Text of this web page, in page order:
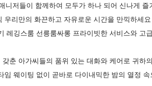
니저들이 함께하여 모두가 하나 되어 신나게
우리만의 화끈하고 자유로운 시간을 만끽하세
레깅스룸 선릉룸싸롱 프라이빗한 서비스와 고
춘 아가씨들의 품위 있는 대화와 케어로 귀하
임 웨이팅 없이 곧바로 다이내믹한 밤의 열정